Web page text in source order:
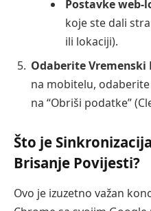
Postavke web-
koje ste dali
ili lokaciji).
Odaberite Vremenski
na mobitelu,
na “Obriši podatke”
Što je
Brisanje Povijesti?
Ovo je izuzetno važan